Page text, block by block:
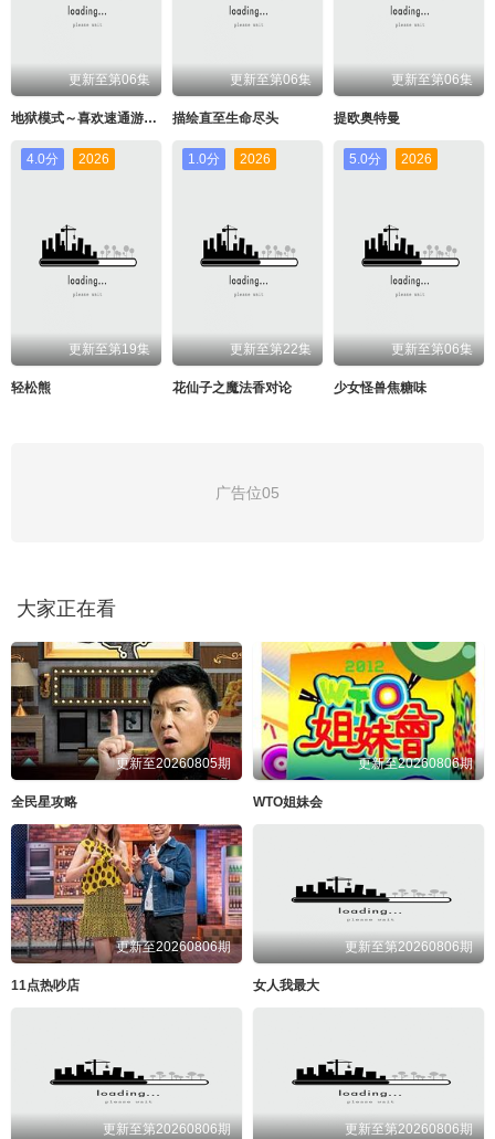
更新至第06集
地狱模式～喜欢速通游戏的玩家在废设定异世界无双～第二季
更新至第06集
描绘直至生命尽头
更新至第06集
提欧奥特曼
4.0分 2026
更新至第19集
轻松熊
1.0分 2026
更新至第22集
花仙子之魔法香对论
5.0分 2026
更新至第06集
少女怪兽焦糖味
广告位05
大家正在看
更新至20260805期
全民星攻略
更新至20260806期
WTO姐妹会
更新至20260806期
11点热吵店
更新至第20260806期
女人我最大
更新至第20260806期 更新至第20260806期